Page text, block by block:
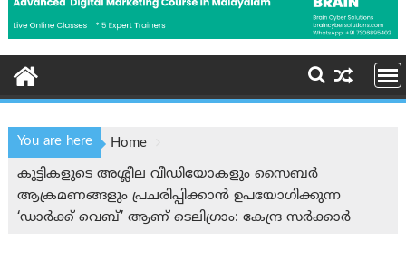
You are here
Home
കുട്ടികളുടെ അശ്ലീല വീഡിയോകളും സൈബർ
ആക്രമണങ്ങളും പ്രചരിപ്പിക്കാൻ ഉപയോഗിക്കുന്ന
‘ഡാര്‍ക്ക് വെബ്’ ആണ് ടെലിഗ്രാം: കേന്ദ്ര സര്‍ക്കാര്‍